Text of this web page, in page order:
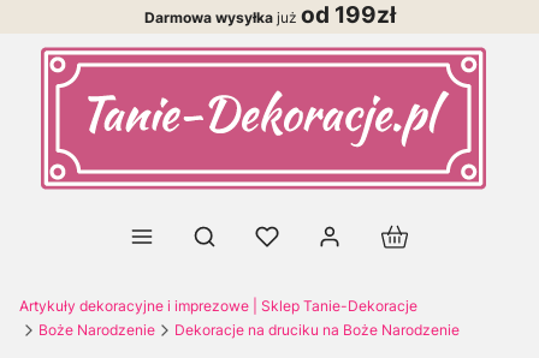
Darmowa wysyłkajuż od 199zł
Otwórz wyszukiwarkę Produkty w
Artykuły dekoracyjne i imprezowe | Sklep Tanie-Dekoracje
Boże Narodzenie
Dekoracje na druciku na Boże Narodzenie